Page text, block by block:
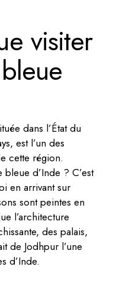
visiter
dans l’État du
est l’un des
cette région.
bleue d’Inde ? C’est
en arrivant sur
sont peintes en
l’architecture
des palais,
de Jodhpur l’une
d’Inde.